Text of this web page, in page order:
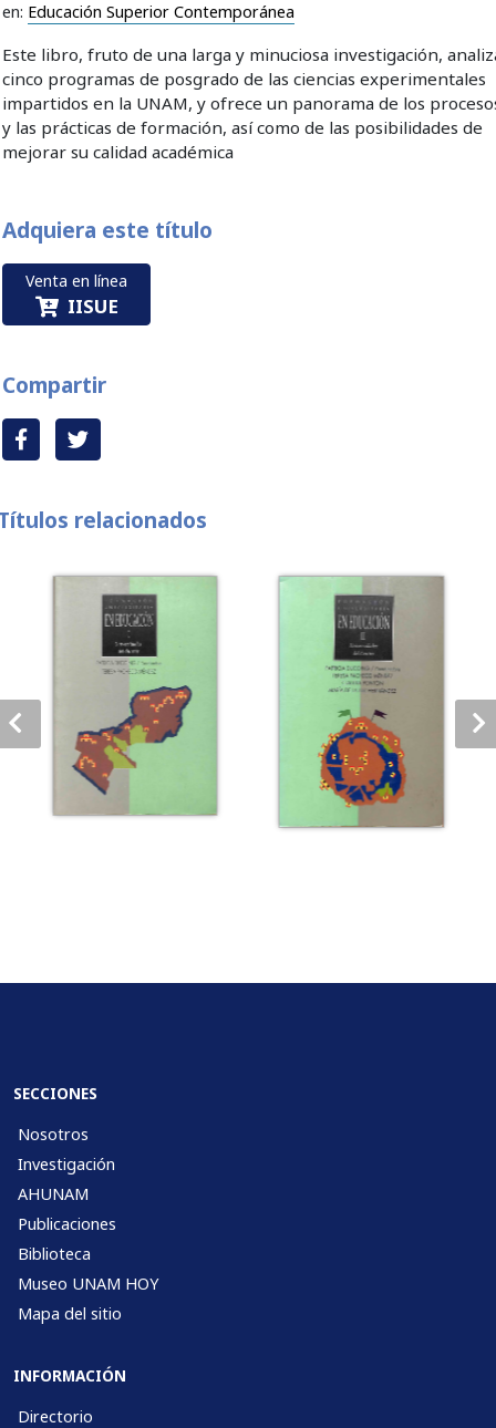
en: Educación Superior Contemporánea
Este libro, fruto de una larga y minuciosa investigación,
cinco programas de posgrado de las ciencias experimentales
impartidos en la UNAM, y ofrece un panorama de los
y las prácticas de formación, así como de las posibilidades de
mejorar su calidad académica
Adquiera este título
Venta en línea
IISUE
Compartir
relacionados
SECCIONES
Nosotros
Investigación
AHUNAM
Publicaciones
Biblioteca
Museo UNAM HOY
Mapa del sitio
INFORMACIÓN
Directorio